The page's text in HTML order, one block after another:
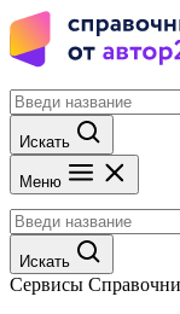
Искать
Меню
Искать
Сервисы